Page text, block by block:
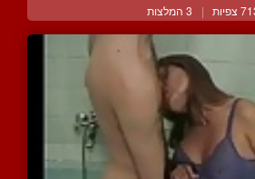
| 3 המלצות